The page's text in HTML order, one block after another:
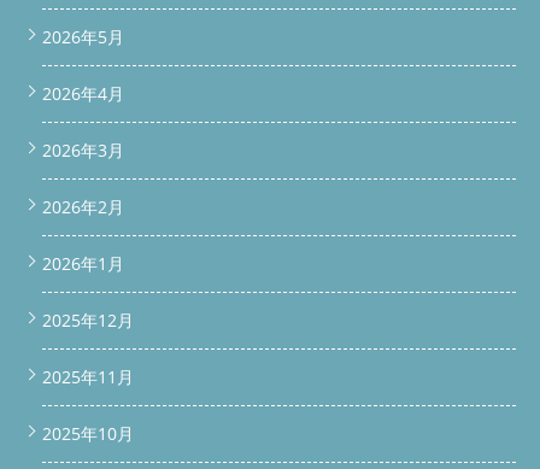
ージという設備面と、経営革新計画承認という制度面、両方の裏
付けがあるからこそ、自信を持ってドラム洗濯機中古整備済みと
してお届けできます。 また「ドラム洗濯機 埃」「ドラム洗濯機
自分で行うには限界がありますが、分解整備ならその限界を超え
たクリーニングが可能です。 ⑦ 引き取り・持ち込み、どちらも
対応しています 結論、お客様のご都合に合わせてドラム洗濯機
です。 「ドラム洗濯機持ち込み修理」をご希望の方はガレージ
へ直接お越しください 「ドラム洗濯機 持ち込み分解整備洗
浄」のみのご依頼も歓迎です 買取・下取りも同時にご相談いた
だけます（リサイクルショップとしての査定も可能） 整備済み
の中古ドラム洗濯機の販売は、公式ショップやワードプレス販売
ページからご確認いただけます。
ちら：BUZZ PRO LAB SHOP
ドラム洗濯機 在庫リスト
料金の目安はこちら：料金表ページ
⑧ よくある質問（Q&A） Q. ドラム洗濯機の埃が気になります。
分解整備でどこまできれいになりますか？ A. 乾燥フィルターの
2026年5月
2026年4月
2026年3月
2026年2月
2026年1月
2025年12月
2025年11月
2025年10月